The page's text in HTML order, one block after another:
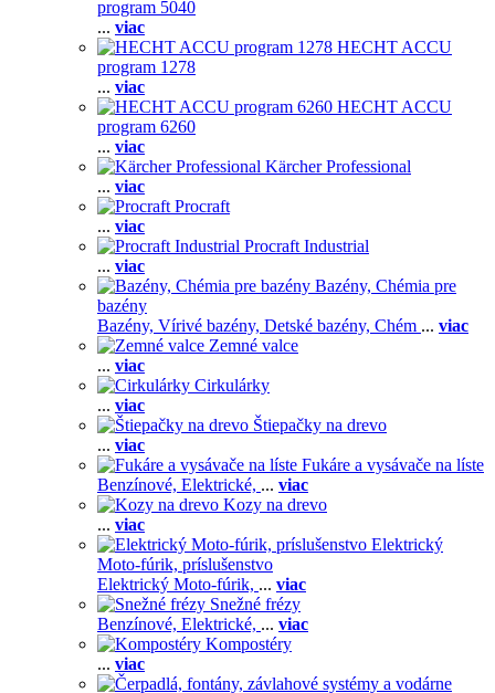
program 5040
... viac
HECHT ACCU
program 1278
... viac
HECHT ACCU
program 6260
... viac
Kärcher Professional
... viac
Procraft
... viac
Procraft Industrial
... viac
Bazény, Chémia pre
bazény
Bazény, Vírivé bazény, Detské bazény, Chém ... viac
Zemné valce
... viac
Cirkulárky
... viac
Štiepačky na drevo
... viac
Fukáre a vysávače na líste
Benzínové, Elektrické, ... viac
Kozy na drevo
... viac
Elektrický
Moto-fúrik, príslušenstvo
Elektrický Moto-fúrik, ... viac
Snežné frézy
Benzínové, Elektrické, ... viac
Kompostéry
... viac